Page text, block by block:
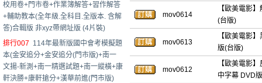
校用卷+門市卷+作業簿解答+習作解答
+輔助教本(全年級.全科目.全版本. 含解
答)合輯版 非xyz帶網址版 (4片裝)
排行007 114年最新版國中會考模擬題
本(金安追分+金安追分(門市版)+南一
文揚-新測+南一精選試題+南一縱橫+康
軒決勝+康軒搶分+漢華前進(門市版)
mov0614
【歐美電影
(台版)
mov0613
【歐美電影
版(台版)
mov0612
【歐美電影
中字幕 DVD